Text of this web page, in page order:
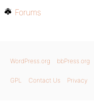
Forums
WordPress.org bbPress.org
GPL Contact Us Privacy